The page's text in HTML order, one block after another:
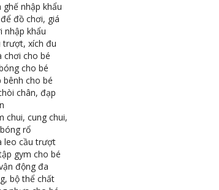
ghế nhập khẩu
đồ chơi, giá
nhập khẩu
trượt, xích đu
chơi cho bé
cho bé
bênh cho bé
chân, đạp
chui, cung chui,
rổ
leo cầu trượt
gym cho bé
động đa
bộ thể chất